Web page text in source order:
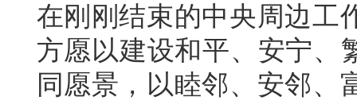
在刚刚结束的中央周边工
方愿以建设和平、安宁、
同愿景，以睦邻、安邻、